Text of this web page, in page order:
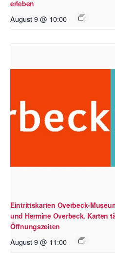
erleben
August 9 @ 10:00
Eintrittskarten Overbeck-
und Hermine Overbeck. Karten
Öffnungszeiten
August 9 @ 11:00